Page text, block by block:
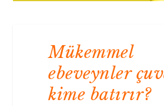
Mükemmel
ebeveynler
kime batırır?